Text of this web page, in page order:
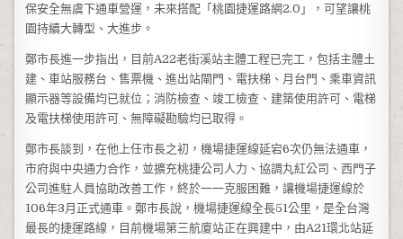
保安全無虞下通車營運，未來搭配「桃園捷運路網2.0」，可望讓桃
園持續大轉型、大進步。
鄭市長進一步指出，目前A22老街溪站主體工程已完工，包括主體土
建、車站服務台、售票機、進出站閘門、電扶梯、月台門、乘車資訊
顯示器等設備均已就位；消防檢查、竣工檢查、建築使用許可、電梯
及電扶梯使用許可、無障礙勘驗均已取得。
鄭市長談到，在他上任市長之初，機場捷運線延宕6次仍無法通車，
市府與中央通力合作，並擴充桃捷公司人力、協調丸紅公司、西門子
公司進駐人員協助改善工作，終於一一克服困難，讓機場捷運線於
106年3月正式通車。鄭市長說，機場捷運線全長51公里，是全台灣
最長的捷運路線，目前機場第三航廈站正在興建中，由A21環北站延